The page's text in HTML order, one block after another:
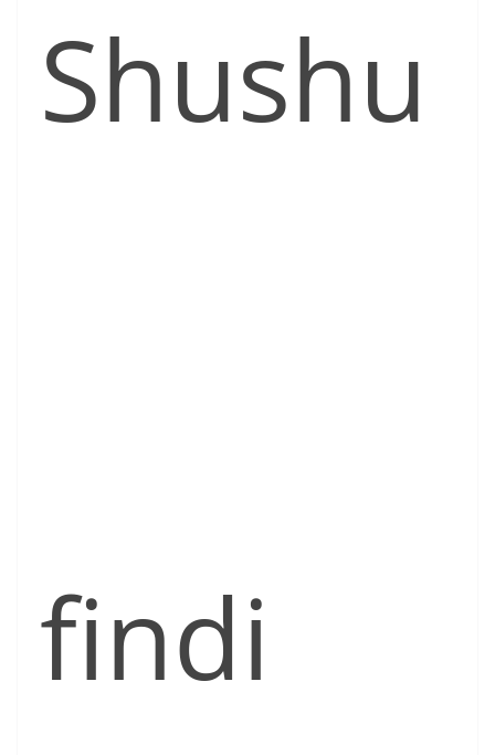
Shushu
findi